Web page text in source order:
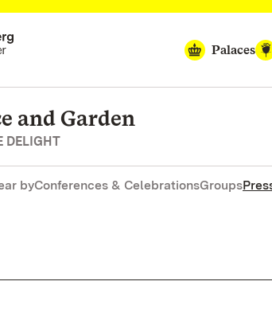
Palaces
and Garden
DELIGHT
byConferences & CelebrationsGroups